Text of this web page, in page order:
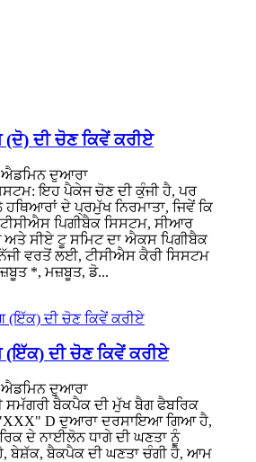
(ਦੋ) ਦੀ ਚੋਣ ਕਿਵੇਂ ਕਰੀਏ
ਐਡਮਿਨ ਦੁਆਰਾ
ਇਹ ਪੈਕੇਜ ਚੋਣ ਦੀ ਕੁੰਜੀ ਹੈ, ਪਰ
ਹਥਿਆਰਾਂ ਦੇ ਪ੍ਰਮੁੱਖ ਨਿਰਮਾਤਾ, ਜਿਵੇਂ ਕਿ
ਪਿਗੀਬੈਕ ਸਿਸਟਮ, ਸੀਆਰ
ਅਤੇ ਸੀਏ ਟੂ ਸਮਿਟ ਦਾ ਐਕਸ ਪਿਗੀਬੈਕ
ਵਰਤੋਂ ਲਈ, ਟੀਸੀਐਸ ਕੈਰੀ ਸਿਸਟਮ
​​*, ਮਜ਼ਬੂਤ, ਡੋ...
(ਇੱਕ) ਦੀ ਚੋਣ ਕਿਵੇਂ ਕਰੀਏ
ਐਡਮਿਨ ਦੁਆਰਾ
ਸਮੱਗਰੀ ਬੈਕਪੈਕ ਦੀ ਮੁੱਖ ਬੈਗ ਫੈਬਰਿਕ
D ਦੁਆਰਾ ਦਰਸਾਇਆ ਗਿਆ ਹੈ,
ਦੇ ਨਾਈਲੋਨ ਧਾਗੇ ਦੀ ਘਣਤਾ ਨੂੰ
ਬੇਸ਼ੱਕ, ਬੈਕਪੈਕ ਦੀ ਘਣਤਾ ਚੰਗੀ ਹੈ, ਆਮ